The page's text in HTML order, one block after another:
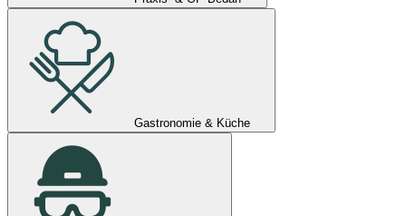
Gastronomie & Küche